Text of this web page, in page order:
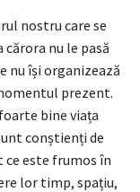
nostru care se
cărora nu le pasă
nu își organizează
prezent.
bine viața
conștienți de
ce este frumos în
lor timp, spațiu,